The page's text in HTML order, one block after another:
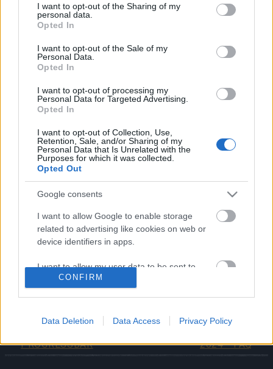
not limited to your visit or usage behaviour. You may click to
grant or deny consent to Google and its third-party tags to
use your data for below specified purposes in below Google
consent section.
I want to opt-out of the Sharing of my
personal data.
Opted In
I want to opt-out of the Sale of my
Personal Data.
Opted In
I want to opt-out of processing my
Personal Data for Targeted Advertising.
Opted In
I want to opt-out of Collection, Use,
Retention, Sale, and/or Sharing of my
Personal Data that Is Unrelated with the
Purposes for which it was collected.
Opted Out
Google consents
I want to allow Google to enable storage
related to advertising like cookies on web or
device identifiers in apps.
I want to allow my user data to be sent to
Google for online advertising purposes.
personalized advertising.
I want to allow Google to enable storage
related to analytics like cookies on web or
CONFIRM
Data Deletion Data Access Privacy Policy
Inne znane problemy:
NazwaZjednoczonej runy jesieni
nie jest
przetłumaczona w kilku językach, a w języku
węgierskim jest błąd w opisie: “+5% less
Andermant is collectable” jako “+5% Andermant
zsákmány.”
Peleryna “Festiwalu Duchów”
nie zawiera
opisu dodatkowego efektu
wnieanglojęzycznych
“Królowa czarownic Gwenfara może upuścić
Halloweenowy kupon bonusowy
” . Mimo braku
tłumaczenia efekt jest aktywny.
Dziękujemy za waszą cierpliwość i zrozumienie.
Wasza ekipa DrakensangOnline
PROGRESSBAR
Festiwal Duchów
2024 - FAQ